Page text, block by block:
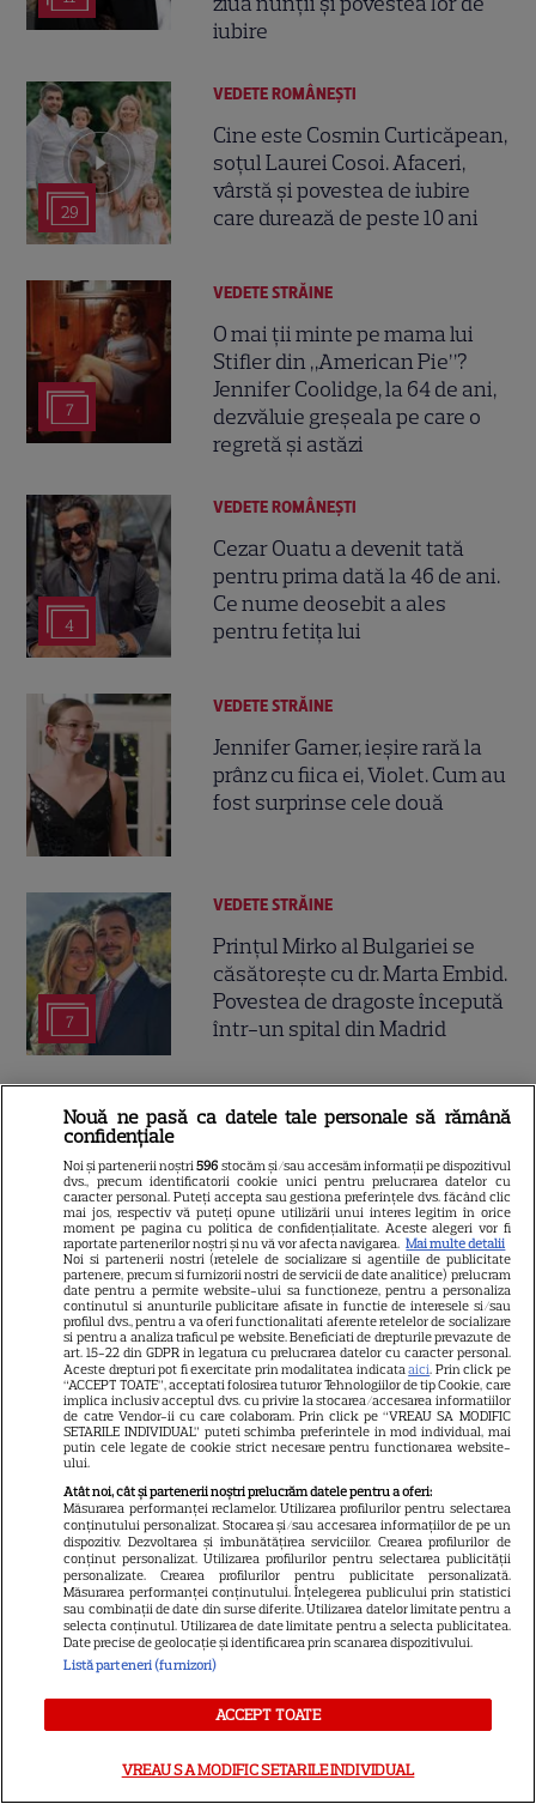
iubire
29
VEDETE ROMÂNEŞTI
Cine este Cosmin Curticăpean,
soțul Laurei Cosoi. Afaceri,
vârstă și povestea de iubire
care durează de peste 10 ani
7
VEDETE STRĂINE
O mai ții minte pe mama lui
Stifler din „American Pie”?
Jennifer Coolidge, la 64 de ani,
dezvăluie greșeala pe care o
regretă și astăzi
4
VEDETE ROMÂNEŞTI
Cezar Ouatu a devenit tată
pentru prima dată la 46 de ani.
Ce nume deosebit a ales
pentru fetița lui
VEDETE STRĂINE
Jennifer Garner, ieșire rară la
prânz cu fiica ei, Violet. Cum au
fost surprinse cele două
7
VEDETE STRĂINE
Prințul Mirko al Bulgariei se
căsătorește cu dr. Marta Embid.
Povestea de dragoste începută
într-un spital din Madrid
7
după ce fiica ei, Maia, a plecat
de acasă: „Legătura dintre noi
nu ne-o ia nimeni”
Despre Tvmania
Contact
Contacte televiziuni
Abonamente
Publicitate
Despre cookies
Politica de confidenţialitate
Nouă ne pasă ca datele tale personale să rămână
confidențiale
Noi și partenerii noștri596 stocăm și/sau accesăm informații pe dispozitivul
dvs., precum identificatorii cookie unici pentru prelucrarea datelor cu
caracter personal. Puteți accepta sau gestiona preferințele dvs. făcând clic
mai jos, respectiv vă puteți opune utilizării unui interes legitim în orice
moment pe pagina cu politica de confidențialitate. Aceste alegeri vor fi
raportate partenerilor noștri și nu vă vor afecta navigarea. Mai multe detalii
Noi si partenerii nostri (retelele de socializare si agentiile de publicitate
partenere, precum si furnizorii nostri de servicii de date analitice) prelucram
date pentru a permite website-ului sa functioneze, pentru a personaliza
continutul si anunturile publicitare afisate in functie de interesele si/sau
profilul dvs., pentru a va oferi functionalitati aferente retelelor de socializare
si pentru a analiza traficul pe website. Beneficiati de drepturile prevazute de
art. 15-22 din GDPR in legatura cu prelucrarea datelor cu caracter personal.
Aceste drepturi pot fi exercitate prin modalitatea indicataaici. Prin click pe
“ACCEPT TOATE”, acceptati folosirea tuturor Tehnologiilor de tip Cookie, care
implica inclusiv acceptul dvs. cu privire la stocarea/accesarea informatiilor
de catre Vendor-ii cu care colaboram. Prin click pe “VREAU SA MODIFIC
SETARILE INDIVIDUAL” puteti schimba preferintele in mod individual, mai
putin cele legate de cookie strict necesare pentru functionarea website-
ului.
Atât noi, cât și partenerii noștri prelucrăm datele pentru a oferi:
Măsurarea performanței reclamelor. Utilizarea profilurilor pentru selectarea
conținutului personalizat. Stocarea și/sau accesarea informațiilor de pe un
dispozitiv. Dezvoltarea și îmbunătățirea serviciilor. Crearea profilurilor de
conținut personalizat. Utilizarea profilurilor pentru selectarea publicității
personalizate. Crearea profilurilor pentru publicitate personalizată.
Măsurarea performanței conținutului. Înțelegerea publicului prin statistici
sau combinații de date din surse diferite. Utilizarea datelor limitate pentru a
selecta conținutul. Utilizarea de date limitate pentru a selecta publicitatea.
Date precise de geolocație și identificarea prin scanarea dispozitivului.
Listă parteneri (furnizori)
ACCEPT TOATE
VREAU SA MODIFIC SETARILE INDIVIDUAL